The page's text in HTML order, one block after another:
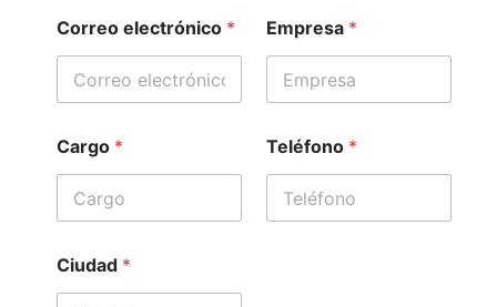
Correo electrónico * Empresa *
Cargo * Teléfono *
Ciudad *